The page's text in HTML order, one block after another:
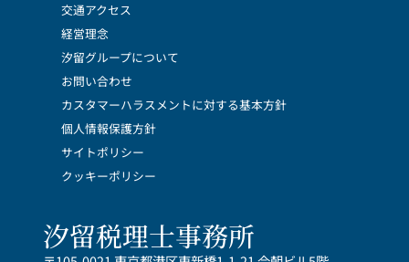
交通アクセス
経営理念
汐留グループについて
お問い合わせ
カスタマーハラスメントに対する基本方針
個人情報保護方針
サイトポリシー
クッキーポリシー
汐留税理士事務所